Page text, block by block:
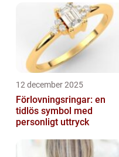
12 december 2025
Förlovningsringar: en
tidlös symbol med
personligt uttryck